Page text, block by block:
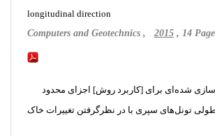
longitudinal direction
Computers and Geotechnics , 2015 , 14
شده‌ای برای [کاربرد روش] اجزای محدود
تونل‌های سپری با در نظرگرفتن تغییرات خاک